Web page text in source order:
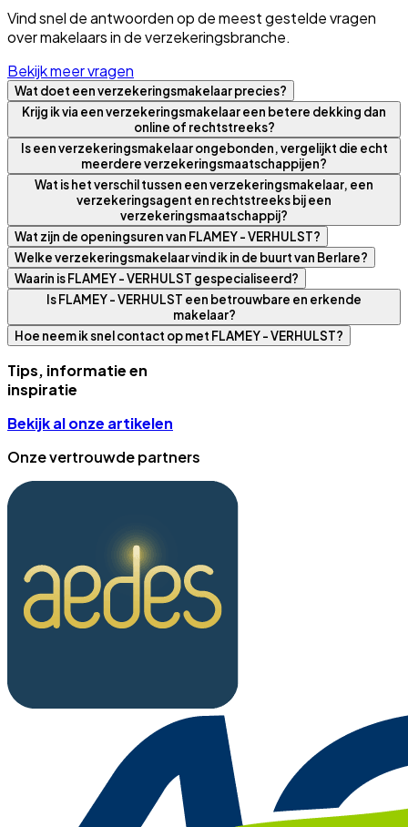
Vind snel de antwoorden op de meest gestelde vragen
over makelaars in de verzekeringsbranche.
Bekijk meer vragen
Wat doet een verzekeringsmakelaar precies?
Krijg ik via een verzekeringsmakelaar een betere dekking dan
online of rechtstreeks?
Is een verzekeringsmakelaar ongebonden, vergelijkt die echt
meerdere verzekeringsmaatschappijen?
Wat is het verschil tussen een verzekeringsmakelaar, een
verzekeringsagent en rechtstreeks bij een
verzekeringsmaatschappij?
Wat zijn de openingsuren van FLAMEY - VERHULST?
Welke verzekeringsmakelaar vind ik in de buurt van Berlare?
Waarin is FLAMEY - VERHULST gespecialiseerd?
Is FLAMEY - VERHULST een betrouwbare en erkende
makelaar?
Hoe neem ik snel contact op met FLAMEY - VERHULST?
Tips, informatie en
inspiratie
Bekijk al onze artikelen
Onze vertrouwde partners